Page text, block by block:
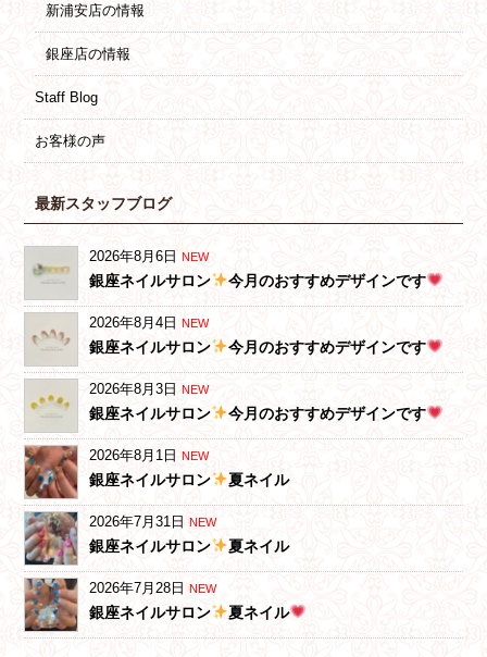
新浦安店の情報
銀座店の情報
Staff Blog
お客様の声
最新スタッフブログ
2026年8月6日 NEW
銀座ネイルサロン 今月のおすすめデザインです
2026年8月4日 NEW
銀座ネイルサロン 今月のおすすめデザインです
2026年8月3日 NEW
銀座ネイルサロン 今月のおすすめデザインです
2026年8月1日 NEW
銀座ネイルサロン 夏ネイル
2026年7月31日 NEW
銀座ネイルサロン 夏ネイル
2026年7月28日 NEW
銀座ネイルサロン 夏ネイル